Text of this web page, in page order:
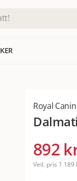
Royal Canin
892
Veil. pris 1 189